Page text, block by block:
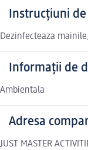
Instrucțiuni
Dezinfecteaza
Informații de
Ambientala
Adresa
JUST MASTER